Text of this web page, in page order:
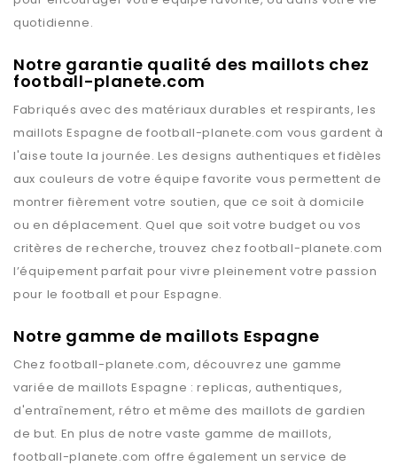
quotidienne.
Notre garantie qualité des maillots chez
football-planete.com
Fabriqués avec des matériaux durables et respirants, les
maillotsEspagne defootball-planete.com vous gardent à
l'aise toute la journée. Les designs authentiques et fidèles
aux couleurs de votre équipe favorite vous permettent de
montrer fièrement votre soutien, que ce soit à domicile
ou en déplacement. Quel que soit votre budget ou vos
critères de recherche, trouvez chezfootball-planete.com
l’équipement parfait pour vivre pleinement votre passion
pour le football et pour Espagne.
Notre gamme de maillots Espagne
Chez football-planete.com, découvrez une gamme
variée de maillotsEspagne : replicas, authentiques,
d'entraînement, rétro et même des maillots de gardien
de but. En plus de notre vaste gamme de maillots,
football-planete.com offre également un service de